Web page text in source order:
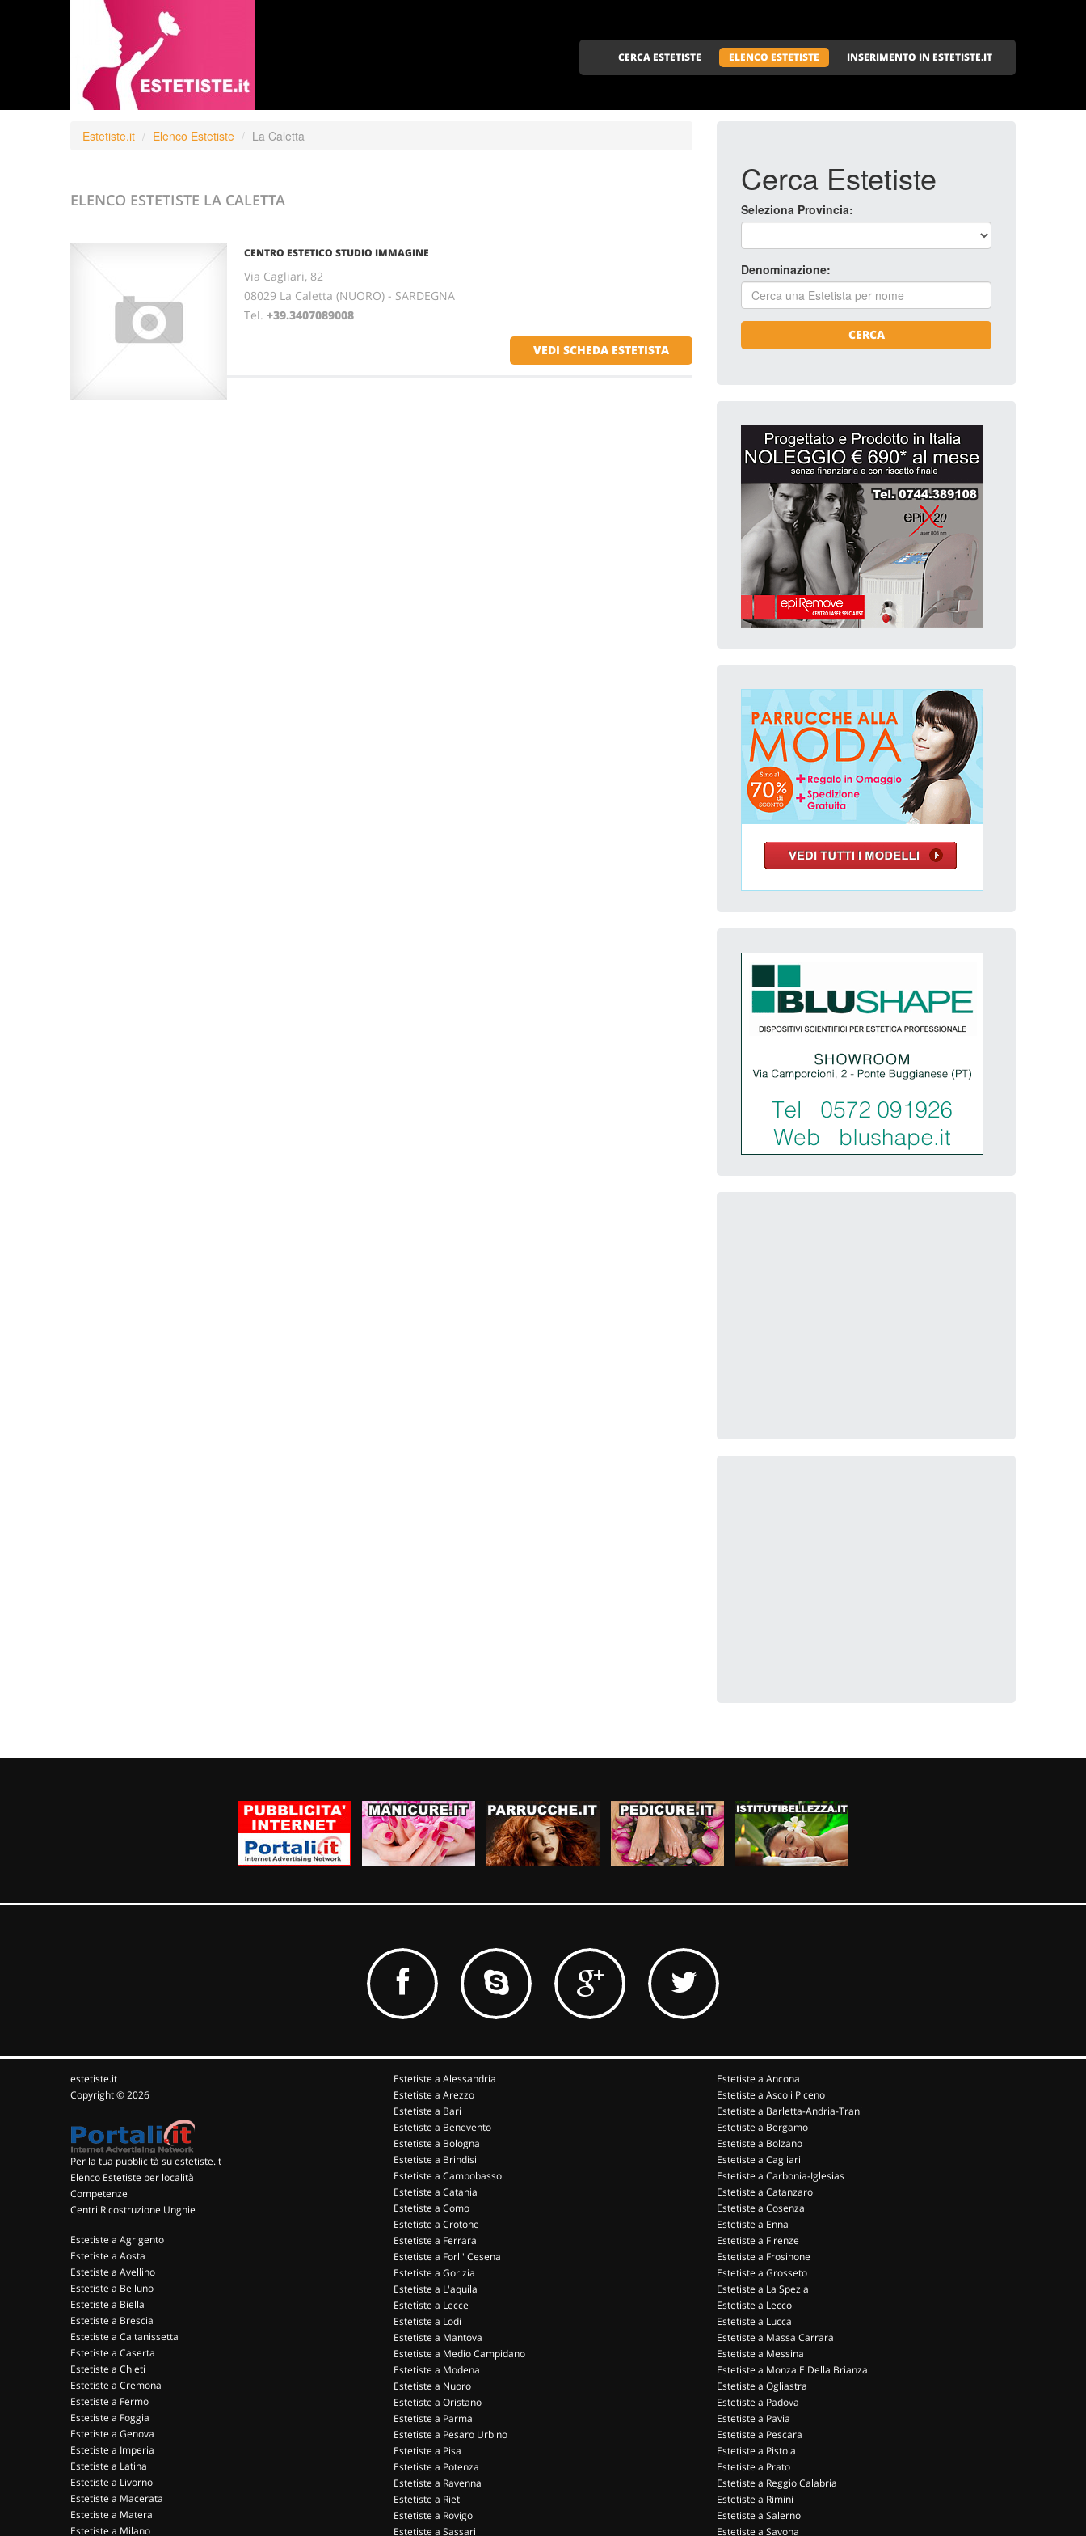
CERCA ESTETISTE ELENCO ESTETISTE INSERIMENTO IN ESTETISTE.IT
Estetiste.it Elenco Estetiste La Caletta
ELENCO ESTETISTE LA CALETTA
CENTRO ESTETICO STUDIO IMMAGINE
Via Cagliari, 82
08029 La Caletta (NUORO) - SARDEGNA
Tel. +39.3407089008
VEDI SCHEDA ESTETISTA
Cerca Estetiste
Seleziona Provincia:
Denominazione:
CERCA
estetiste.it
Copyright © 2026
Per la tua pubblicità su estetiste.it
Elenco Estetiste per località
Competenze
Centri Ricostruzione Unghie
Estetiste a Agrigento
Estetiste a Aosta
Estetiste a Avellino
Estetiste a Belluno
Estetiste a Biella
Estetiste a Brescia
Estetiste a Caltanissetta
Estetiste a Caserta
Estetiste a Chieti
Estetiste a Cremona
Estetiste a Fermo
Estetiste a Foggia
Estetiste a Genova
Estetiste a Imperia
Estetiste a Latina
Estetiste a Livorno
Estetiste a Macerata
Estetiste a Matera
Estetiste a Milano
Estetiste a Alessandria
Estetiste a Arezzo
Estetiste a Bari
Estetiste a Benevento
Estetiste a Bologna
Estetiste a Brindisi
Estetiste a Campobasso
Estetiste a Catania
Estetiste a Como
Estetiste a Crotone
Estetiste a Ferrara
Estetiste a Forli' Cesena
Estetiste a Gorizia
Estetiste a L'aquila
Estetiste a Lecce
Estetiste a Lodi
Estetiste a Mantova
Estetiste a Medio Campidano
Estetiste a Modena
Estetiste a Nuoro
Estetiste a Oristano
Estetiste a Parma
Estetiste a Pesaro Urbino
Estetiste a Pisa
Estetiste a Potenza
Estetiste a Ravenna
Estetiste a Rieti
Estetiste a Rovigo
Estetiste a Sassari
Estetiste a Ancona
Estetiste a Ascoli Piceno
Estetiste a Barletta-Andria-Trani
Estetiste a Bergamo
Estetiste a Bolzano
Estetiste a Cagliari
Estetiste a Carbonia-Iglesias
Estetiste a Catanzaro
Estetiste a Cosenza
Estetiste a Enna
Estetiste a Firenze
Estetiste a Frosinone
Estetiste a Grosseto
Estetiste a La Spezia
Estetiste a Lecco
Estetiste a Lucca
Estetiste a Massa Carrara
Estetiste a Messina
Estetiste a Monza E Della Brianza
Estetiste a Ogliastra
Estetiste a Padova
Estetiste a Pavia
Estetiste a Pescara
Estetiste a Pistoia
Estetiste a Prato
Estetiste a Reggio Calabria
Estetiste a Rimini
Estetiste a Salerno
Estetiste a Savona